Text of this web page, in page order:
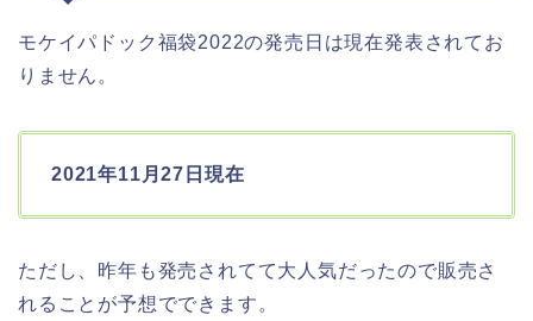
モケイパドック福袋2022の発売日は現在発表されてお
りません。
2021年11月27日現在
ただし、昨年も発売されてて大人気だったので販売さ
れることが予想でできます。